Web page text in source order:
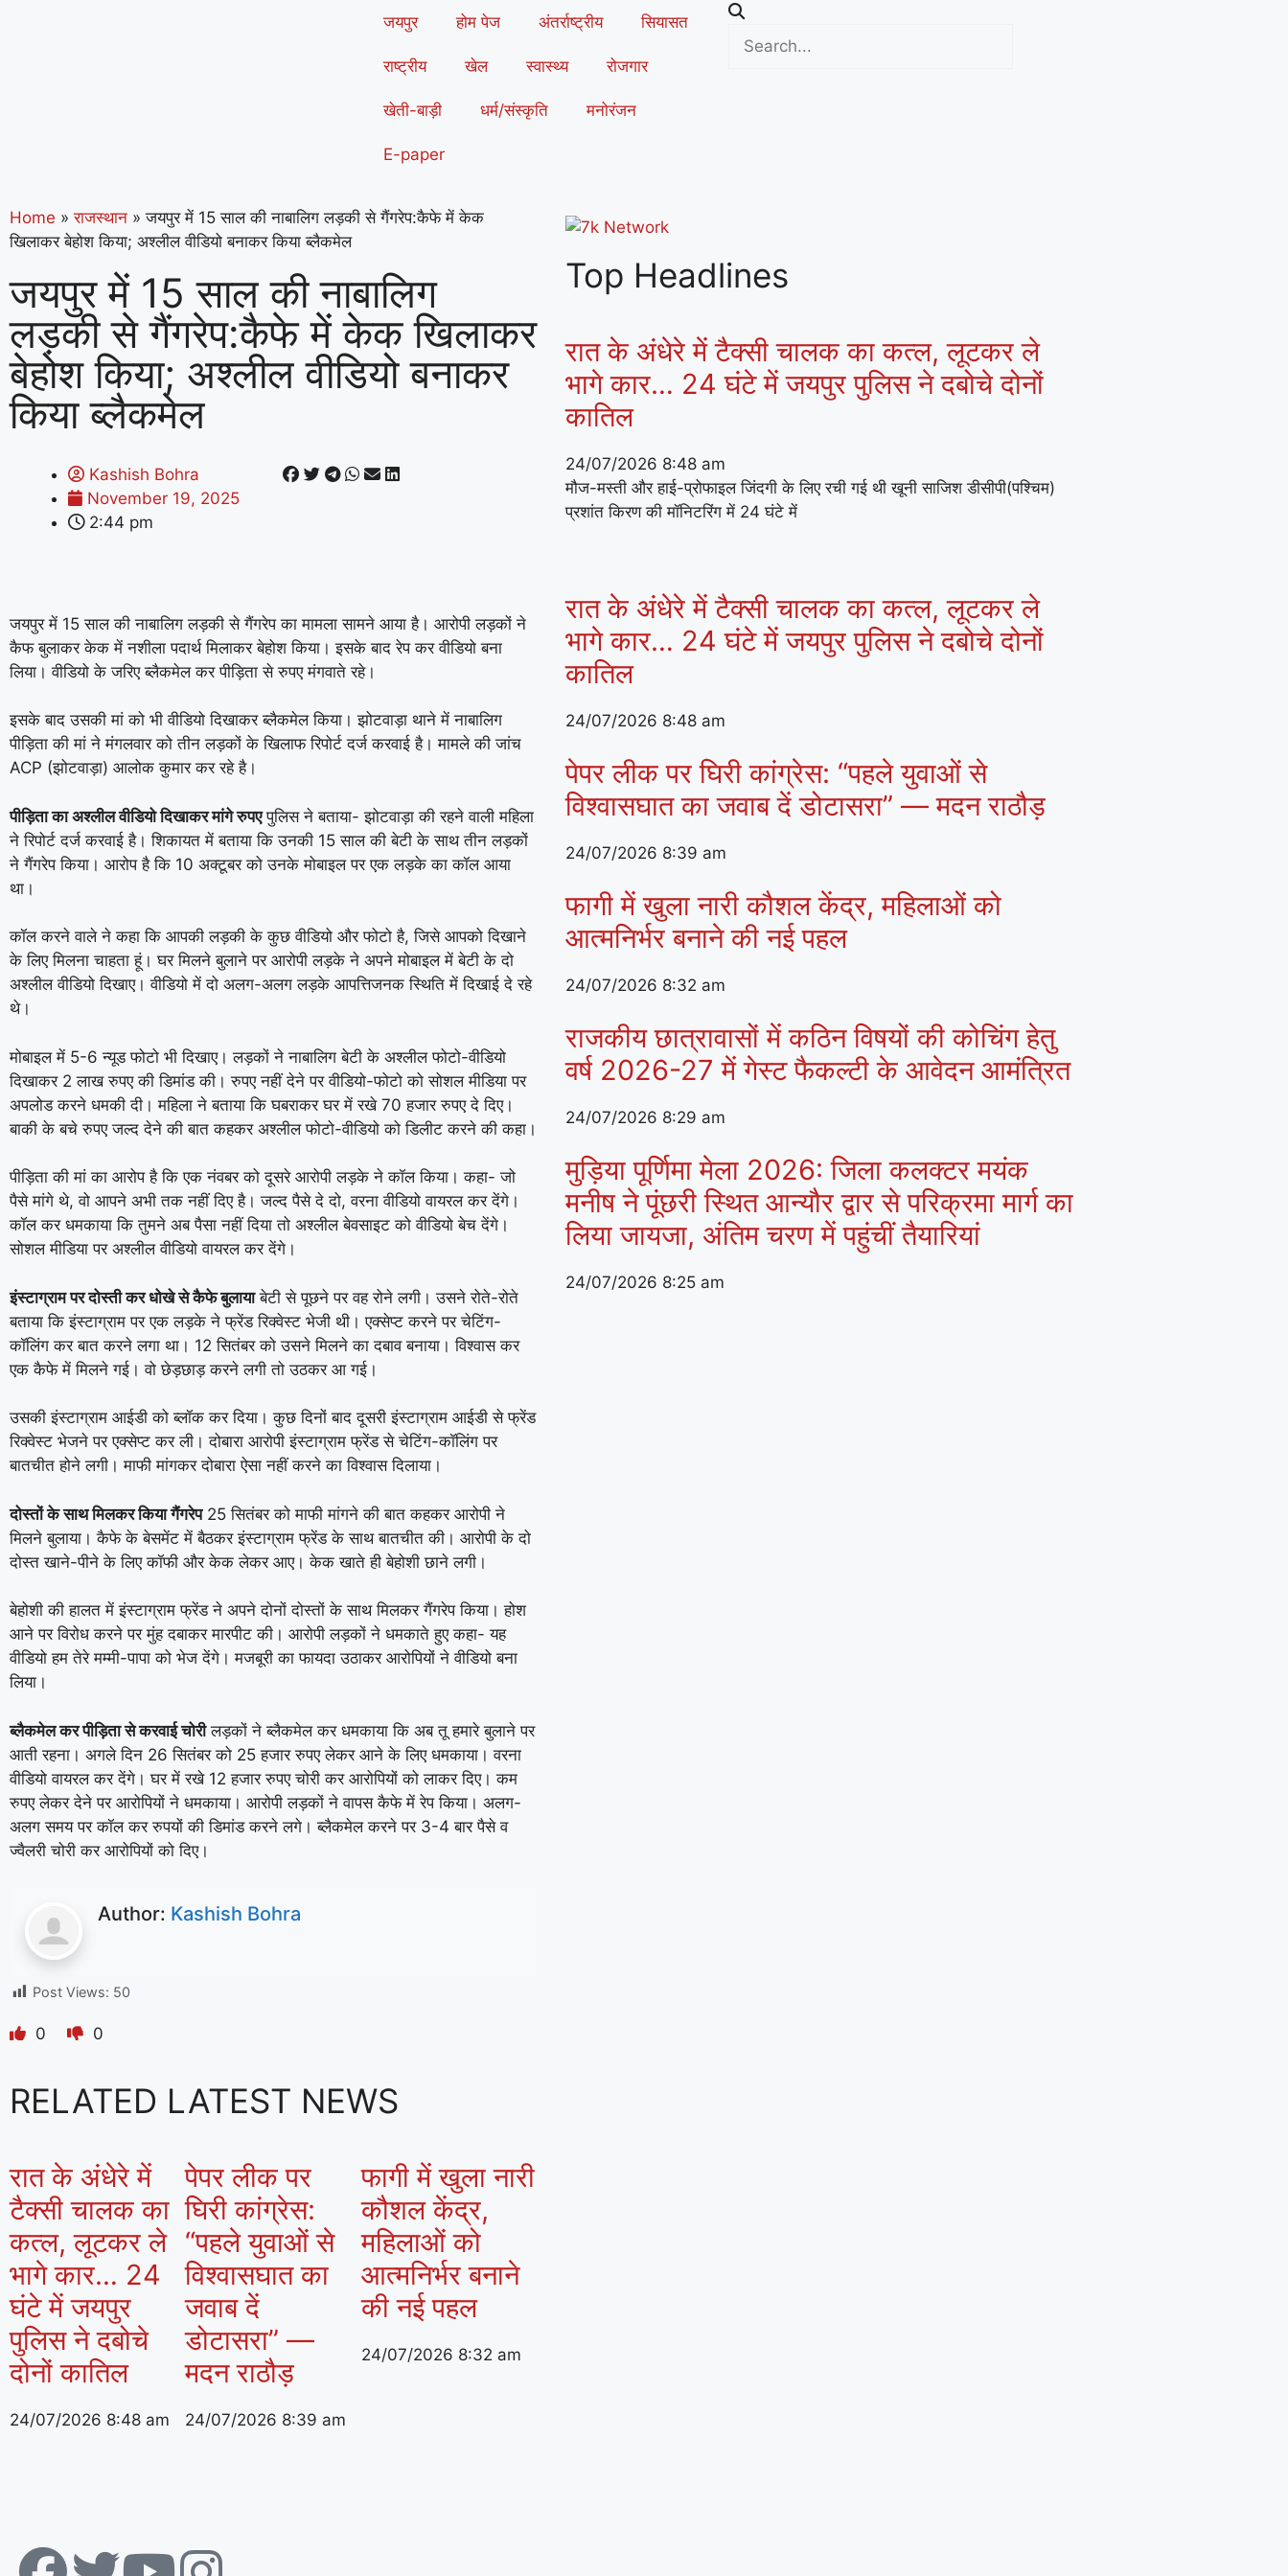
जयपुर होम पेज अंतर्राष्ट्रीय सियासत
राष्ट्रीय खेल स्वास्थ्य रोजगार
खेती-बाड़ी धर्म/संस्कृति मनोरंजन
E-paper
Home » राजस्थान » जयपुर में 15 साल की नाबालिग लड़की से गैंगरेप:कैफे में केक
खिलाकर बेहोश किया; अश्लील वीडियो बनाकर किया ब्लैकमेल
जयपुर में 15 साल की नाबालिग
लड़की से गैंगरेप:कैफे में केक खिलाकर
बेहोश किया; अश्लील वीडियो बनाकर
किया ब्लैकमेल
Kashish Bohra
November 19, 2025
2:44 pm
जयपुर में 15 साल की नाबालिग लड़की से गैंगरेप का मामला सामने आया है। आरोपी लड़कों ने
कैफ बुलाकर केक में नशीला पदार्थ मिलाकर बेहोश किया। इसके बाद रेप कर वीडियो बना
लिया। वीडियो के जरिए ब्लैकमेल कर पीड़िता से रुपए मंगवाते रहे।
इसके बाद उसकी मां को भी वीडियो दिखाकर ब्लैकमेल किया। झोटवाड़ा थाने में नाबालिग
पीड़िता की मां ने मंगलवार को तीन लड़कों के खिलाफ रिपोर्ट दर्ज करवाई है। मामले की जांच
ACP (झोटवाड़ा) आलोक कुमार कर रहे है।
पीड़िता का अश्लील वीडियो दिखाकर मांगे रुपएपुलिस ने बताया- झोटवाड़ा की रहने वाली महिला
ने रिपोर्ट दर्ज करवाई है। शिकायत में बताया कि उनकी 15 साल की बेटी के साथ तीन लड़कों
ने गैंगरेप किया। आरोप है कि 10 अक्टूबर को उनके मोबाइल पर एक लड़के का कॉल आया
था।
कॉल करने वाले ने कहा कि आपकी लड़की के कुछ वीडियो और फोटो है, जिसे आपको दिखाने
के लिए मिलना चाहता हूं। घर मिलने बुलाने पर आरोपी लड़के ने अपने मोबाइल में बेटी के दो
अश्लील वीडियो दिखाए। वीडियो में दो अलग-अलग लड़के आपत्तिजनक स्थिति में दिखाई दे रहे
थे।
मोबाइल में 5-6 न्यूड फोटो भी दिखाए। लड़कों ने नाबालिग बेटी के अश्लील फोटो-वीडियो
दिखाकर 2 लाख रुपए की डिमांड की। रुपए नहीं देने पर वीडियो-फोटो को सोशल मीडिया पर
अपलोड करने धमकी दी। महिला ने बताया कि घबराकर घर में रखे 70 हजार रुपए दे दिए।
बाकी के बचे रुपए जल्द देने की बात कहकर अश्लील फोटो-वीडियो को डिलीट करने की कहा।
पीड़िता की मां का आरोप है कि एक नंवबर को दूसरे आरोपी लड़के ने कॉल किया। कहा- जो
पैसे मांगे थे, वो आपने अभी तक नहीं दिए है। जल्द पैसे दे दो, वरना वीडियो वायरल कर देंगे।
कॉल कर धमकाया कि तुमने अब पैसा नहीं दिया तो अश्लील बेवसाइट को वीडियो बेच देंगे।
सोशल मीडिया पर अश्लील वीडियो वायरल कर देंगे।
इंस्टाग्राम पर दोस्ती कर धोखे से कैफे बुलायाबेटी से पूछने पर वह रोने लगी। उसने रोते-रोते
बताया कि इंस्टाग्राम पर एक लड़के ने फ्रेंड रिक्वेस्ट भेजी थी। एक्सेप्ट करने पर चेटिंग-
कॉलिंग कर बात करने लगा था। 12 सितंबर को उसने मिलने का दबाव बनाया। विश्वास कर
एक कैफे में मिलने गई। वो छेड़छाड़ करने लगी तो उठकर आ गई।
उसकी इंस्टाग्राम आईडी को ब्लॉक कर दिया। कुछ दिनों बाद दूसरी इंस्टाग्राम आईडी से फ्रेंड
रिक्वेस्ट भेजने पर एक्सेप्ट कर ली। दोबारा आरोपी इंस्टाग्राम फ्रेंड से चेटिंग-कॉलिंग पर
बातचीत होने लगी। माफी मांगकर दोबारा ऐसा नहीं करने का विश्वास दिलाया।
दोस्तों के साथ मिलकर किया गैंगरेप25 सितंबर को माफी मांगने की बात कहकर आरोपी ने
मिलने बुलाया। कैफे के बेसमेंट में बैठकर इंस्टाग्राम फ्रेंड के साथ बातचीत की। आरोपी के दो
दोस्त खाने-पीने के लिए कॉफी और केक लेकर आए। केक खाते ही बेहोशी छाने लगी।
बेहोशी की हालत में इंस्टाग्राम फ्रेंड ने अपने दोनों दोस्तों के साथ मिलकर गैंगरेप किया। होश
आने पर विरोध करने पर मुंह दबाकर मारपीट की। आरोपी लड़कों ने धमकाते हुए कहा- यह
वीडियो हम तेरे मम्मी-पापा को भेज देंगे। मजबूरी का फायदा उठाकर आरोपियों ने वीडियो बना
लिया।
ब्लैकमेल कर पीड़िता से करवाई चोरीलड़कों ने ब्लैकमेल कर धमकाया कि अब तू हमारे बुलाने पर
आती रहना। अगले दिन 26 सितंबर को 25 हजार रुपए लेकर आने के लिए धमकाया। वरना
वीडियो वायरल कर देंगे। घर में रखे 12 हजार रुपए चोरी कर आरोपियों को लाकर दिए। कम
रुपए लेकर देने पर आरोपियों ने धमकाया। आरोपी लड़कों ने वापस कैफे में रेप किया। अलग-
अलग समय पर कॉल कर रुपयों की डिमांड करने लगे। ब्लैकमेल करने पर 3-4 बार पैसे व
ज्वैलरी चोरी कर आरोपियों को दिए।
Author: Kashish Bohra
Post Views: 50
0 0
RELATED LATEST NEWS
रात के अंधेरे में
टैक्सी चालक का
कत्ल, लूटकर ले
भागे कार… 24
घंटे में जयपुर
पुलिस ने दबोचे
दोनों कातिल
24/07/2026 8:48 am
पेपर लीक पर
घिरी कांग्रेस:
“पहले युवाओं से
विश्वासघात का
जवाब दें
डोटासरा” —
मदन राठौड़
24/07/2026 8:39 am
फागी में खुला नारी
कौशल केंद्र,
महिलाओं को
आत्मनिर्भर बनाने
की नई पहल
24/07/2026 8:32 am
Top Headlines
रात के अंधेरे में टैक्सी चालक का कत्ल, लूटकर ले
भागे कार… 24 घंटे में जयपुर पुलिस ने दबोचे दोनों
कातिल
24/07/2026 8:48 am
मौज-मस्ती और हाई-प्रोफाइल जिंदगी के लिए रची गई थी खूनी साजिश डीसीपी(पश्चिम)
प्रशांत किरण की मॉनिटरिंग में 24 घंटे में
रात के अंधेरे में टैक्सी चालक का कत्ल, लूटकर ले
भागे कार… 24 घंटे में जयपुर पुलिस ने दबोचे दोनों
कातिल
24/07/2026 8:48 am
पेपर लीक पर घिरी कांग्रेस: “पहले युवाओं से
विश्वासघात का जवाब दें डोटासरा” — मदन राठौड़
24/07/2026 8:39 am
फागी में खुला नारी कौशल केंद्र, महिलाओं को
आत्मनिर्भर बनाने की नई पहल
24/07/2026 8:32 am
राजकीय छात्रावासों में कठिन विषयों की कोचिंग हेतु
वर्ष 2026-27 में गेस्ट फैकल्टी के आवेदन आमंत्रित
24/07/2026 8:29 am
मुड़िया पूर्णिमा मेला 2026: जिला कलक्टर मयंक
मनीष ने पूंछरी स्थित आन्यौर द्वार से परिक्रमा मार्ग का
लिया जायजा, अंतिम चरण में पहुंचीं तैयारियां
24/07/2026 8:25 am